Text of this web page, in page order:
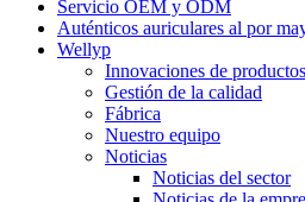
Servicio OEM y ODM
Auténticos auriculares al por
Wellyp
Innovaciones de productos
Gestión de la calidad
Fábrica
Nuestro equipo
Noticias
Noticias del sector